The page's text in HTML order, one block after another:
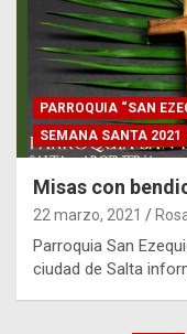
PARROQUIA “SAN
SEMANA SANTA 2021
Misas con
22 marzo, 2021
Parroquia San
ciudad de Salta